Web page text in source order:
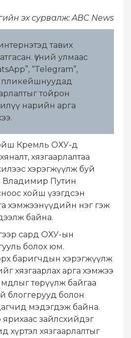
эх сурвалж: ABC News
тавих
Үүний улмаас
“Telegram”,
тойрон
нарийн арга
Кремль ОХУ-д
хязгаарлалтаа
хэрэгжүүлж буй
Владимир Путин
хойш үзэгдсэн
хэмжээнүүдийн нэг гэж
байна.
сард ОХУ-ын
болох юм.
баригчдын хэрэгжүүлж
хязгаарлах арга хэмжээ
төрүүлж байгаа
блоггерууд болон
мэдэгдэж байна.
ярихаас зайлсхийдэг
хүртэл хязгаарлалтыг